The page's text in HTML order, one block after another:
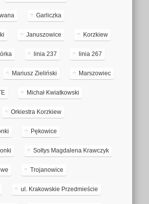
Garliczka
Januszowice Korzkiew
linia 237 linia 267
Mariusz Zieliński Marszowiec
Michał Kwiatkowski
Orkiestra Korzkiew
Pękowice
Sołtys Magdalena Krawczyk
Trojanowice
ul. Krakowskie Przedmieście